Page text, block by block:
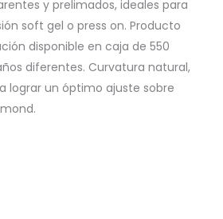
y prelimados, ideales para
soft gel o press on. Producto
disponible en caja de 550
diferentes. Curvatura natural,
lograr un óptimo ajuste sobre